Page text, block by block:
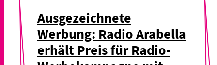
Ausgezeichnete
Werbung: Radio Arabella
erhält Preis für Radio-